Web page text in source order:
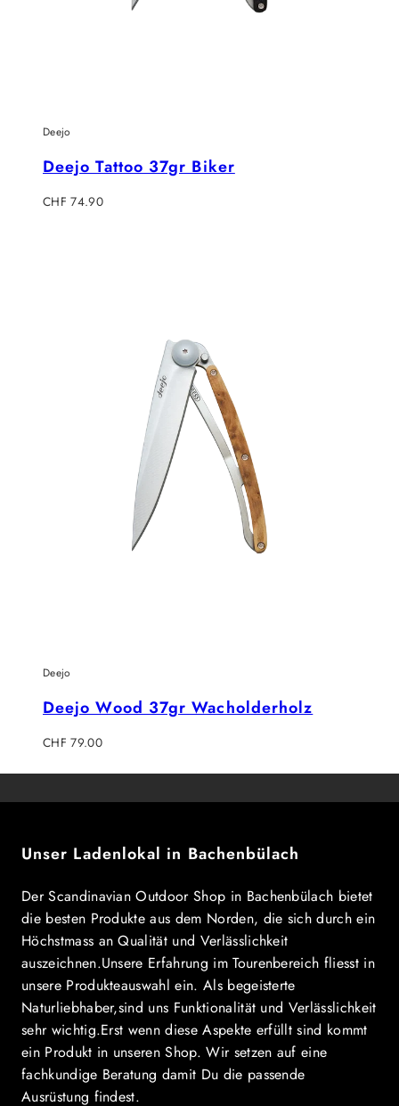
Deejo
Deejo Tattoo 37gr Biker
Regulärer
CHF 74.90
Deejo
Deejo Wood 37gr Wacholderholz
Regulärer
CHF 79.00
Unser Ladenlokal in Bachenbülach
Der Scandinavian Outdoor Shop in Bachenbülach bietet
die besten Produkte aus dem Norden, die sich durch ein
Höchstmass an Qualität und Verlässlichkeit
auszeichnen.Unsere Erfahrung im Tourenbereich fliesst in
unsere Produkteauswahl ein. Als begeisterte
Naturliebhaber,sind uns Funktionalität und Verlässlichkeit
sehr wichtig.Erst wenn diese Aspekte erfüllt sind kommt
ein Produkt in unseren Shop. Wir setzen auf eine
fachkundige Beratung damit Du die passende
Ausrüstung findest.